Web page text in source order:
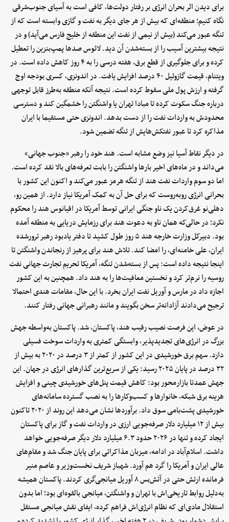
برای دیدن اثر بحران انرژی بر رفتار دولت‌ها، کافی است به آسیای جنوب‌شرقی
نگاه کنیم؛ منطقه‌ای که بیش از هر جای دیگر به نفت و گازی وابسته است که از
تنگه عبور می‌کند (بیش از نیمی از نفت این منطقه از خلیج فارس می‌آید) و در
نتیجه بیشترین آسیب را از بسته‌شدن آن دید. لائوس صدها پمپ‌بنزین را تعطیل
کرده و برای جلوگیری از قطع برق، هفته درسی را به ۴ روز کاهش داده است. در
ویتنام، قیمت گازوئیل ۴۰ درصد افزایش یافت. در اندونزی، کسری بودجه اوج
گرفته و ارزش پول ملی سقوط کرده است. نتیجه آنکه منطقه به‌طرز قابل توجهی
درباره جنگ سکوت کرده تا مبادا تهران یا واشنگتن را خشمگین کند و دسترسی
محدودش به واردات نفت را از دست بدهد. اندونزی حتی مستقیما با ایران
مذاکره کرد تا عبور نفتکش‌هایش از تنگه تضمین شود.
در دیگر نقاط آسیا نیز وضع مشابه است. هند خود را رهبر «جنوب جهانی»
می‌داند و در ماه‌های اخیر بارها واشنگتن را بابت تعرفه‌های بالا نقد کرده است.
اما دو سوم واردات نفت هند از تنگه هرمز عبور می‌کند و اکنون این کشور با
بحرانی انرژی روبه‌روست که برای حل آن به کمک آمریکا نیاز دارد. از همین رو،
دهلی‌نو غرق‌کردن یک ناو جنگی ایرانی توسط آمریکا در اقیانوس هند را محکوم
نکرد؛ در حالی‌که همان ناو به دعوت هند برای رزمایش دریایی به منطقه آمده
بود. دبیرکل وزارت خارجه هند ۵ روز طول کشید تا دفتر یادبود رهبر ترورشده
ایران، علی خامنه‌ای، را امضا کند. تلاش هند برای پرهیز از رنجاندن واشنگتن تا
اینجا نتیجه داده است: پس از بسته‌شدن تنگه، آمریکا تحریم تجارت جهانی نفت
روسیه را نرم‌تر کرد و نخستین معافیت‌ها را به هند داد. همچنین به این کشور
اجازه داد در مارس و آوریل نفت ایران بخرد. با این حال، مقامات هندی احتمالا
ترجیح می‌دادند آزادانه‌تر سخن بگویند و مانند رهبرانی جهانی رفتار کنند.
در عوض، این فرصت نصیب رقیب هند، پاکستان، شد. پاکستان به‌واسطه جهش
بزرگ در انرژی‌های تجدیدپذیر، وابستگی کمتری به واردات سوخت فسیلی
دارد. سهم برق خورشیدی در این کشور از کمتر از ۳ درصد در ۲۰۲۰ به بیش از
۳۲ درصد در پایان ۲۰۲۵ رسید: یکی از سریع‌ترین گذارهای انرژی در جهان. این
جهش عمدتا بازارمحور بود: کاهش قیمت پنل‌های خورشیدی چینی و افزایش
هزینه برق شبکه، خانوارها و کسب‌وکارها را به نصب گسترده سامانه‌های
خورشیدی پشت‌بامی سوق داد. برآوردها نشان می‌دهد این روند از ۲۰۲۰ تاکنون
بیش از ۱۲ میلیارد دلار صرفه‌جویی ارزی در واردات نفت و گاز برای پاکستان
ایجاد کرده و تنها در ۲۰۲۶ حدود ۶.۳ میلیارد دلار دیگر صرفه‌جویی خواهد
داشت. اسلام‌آباد در ادامه، میزبان مذاکراتی برای پایان جنگ شد و مقام‌های
عالی ایران و آمریکا را گرد هم آورد. شهباز شریف نخست‌وزیر و عاصم منیر
فرمانده ارتش حتی در آتش‌بس ۸ آوریل میانجی‌گری کردند. پاکستان همیشه
به‌دلیل روابط تاریخی‌اش با تهران و واشنگتن، میانجی بالقوه‌ای بود؛ اما بدون
استقلال مادی‌ای که نظام انرژی‌اش فراهم کرده، ایفای نقش میانجی مستقل